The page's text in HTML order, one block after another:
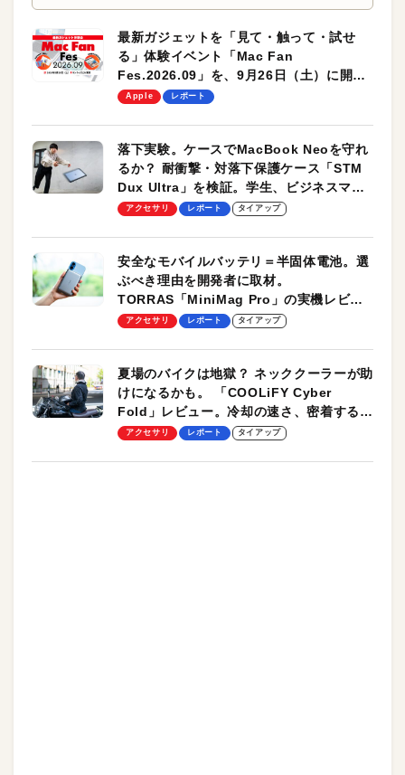
最新ガジェットを「見て・触って・試せ
る」体験イベント「Mac Fan
Fes.2026.09」を、9月26日（土）に開催
します！
Apple レポート
落下実験。ケースでMacBook Neoを守れ
るか？ 耐衝撃・対落下保護ケース「STM
Dux Ultra」を検証。学生、ビジネスマン
のモバイルユースに最適！
アクセサリ レポート タイアップ
安全なモバイルバッテリ＝半固体電池。選
ぶべき理由を開発者に取材。
TORRAS「MiniMag Pro」の実機レビュ
ーも
アクセサリ レポート タイアップ
夏場のバイクは地獄？ ネッククーラーが助
けになるかも。 「COOLiFY Cyber
Fold」レビュー。冷却の速さ、密着する冷
却プレート、シンプルな操作性がグッド！
アクセサリ レポート タイアップ